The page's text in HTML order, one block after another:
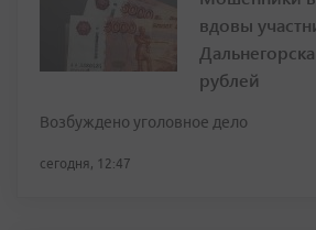
вдовы
рублей
Возбуждено уголовное дело
сегодня, 12:47